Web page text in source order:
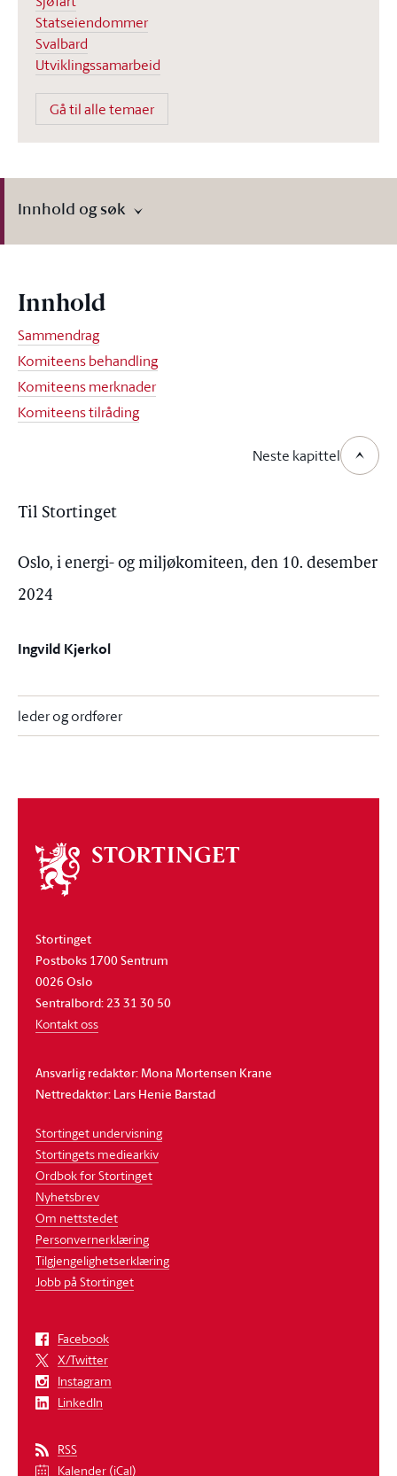
Statseiendommer
Svalbard
Utviklingssamarbeid
Gå til alle temaer
Innhold og søk
Innhold
Sammendrag
Komiteens behandling
Komiteens merknader
Komiteens tilråding
Neste kapittel
Til Stortinget
Oslo, i energi- og miljøkomiteen, den 10. desember
2024
Ingvild Kjerkol
leder og ordfører
Om
stortinget
Stortinget
Postboks 1700 Sentrum
0026 Oslo
Sentralbord: 23 31 30 50
Kontakt oss
Ansvarlig redaktør: Mona Mortensen Krane
Nettredaktør: Lars Henie Barstad
Stortinget undervisning
Stortingets mediearkiv
Ordbok for Stortinget
Nyhetsbrev
Om nettstedet
Personvernerklæring
Tilgjengelighetserklæring
Jobb på Stortinget
Facebook
X/Twitter
Instagram
LinkedIn
RSS
Kalender (iCal)